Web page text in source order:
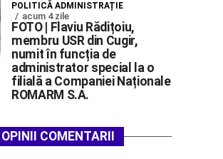
POLITICĂ ADMINISTRAȚIE
acum 4 zile
FOTO | Flaviu Rădițoiu,
membru USR din Cugir,
numit în funcția de
administrator special la o
filială a Companiei Naționale
ROMARM S.A.
OPINII COMENTARII